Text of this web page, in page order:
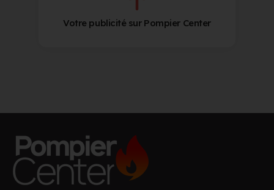
Votre publicité sur Pompier Center